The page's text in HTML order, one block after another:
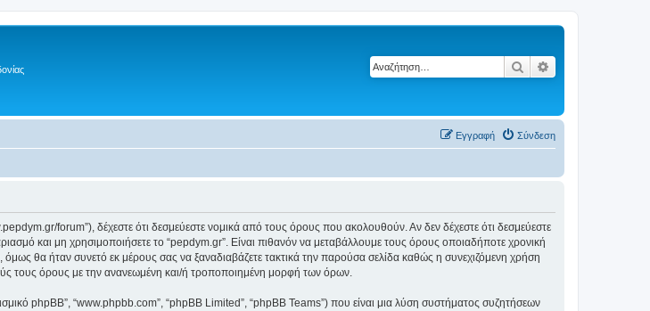
Αναζήτηση
Σύνδεση
Εγγραφή
forum”), δέχεστε ότι δεσμεύεστε νομικά από τους όρους που ακολουθούν. Αν δεν δέχεστε ότι δεσμεύεστε
και μη χρησιμοποιήσετε το “pepdym.gr”. Είναι πιθανόν να μεταβάλλουμε τους όρους οποιαδήποτε χρονική
θα ήταν συνετό εκ μέρους σας να ξαναδιαβάζετε τακτικά την παρούσα σελίδα καθώς η συνεχιζόμενη χρήση
τους όρους με την ανανεωμένη και/ή τροποποιημένη μορφή των όρων.
phpBB”, “www.phpbb.com”, “phpBB Limited”, “phpBB Teams”) που είναι μια λύση συστήματος συζητήσεων